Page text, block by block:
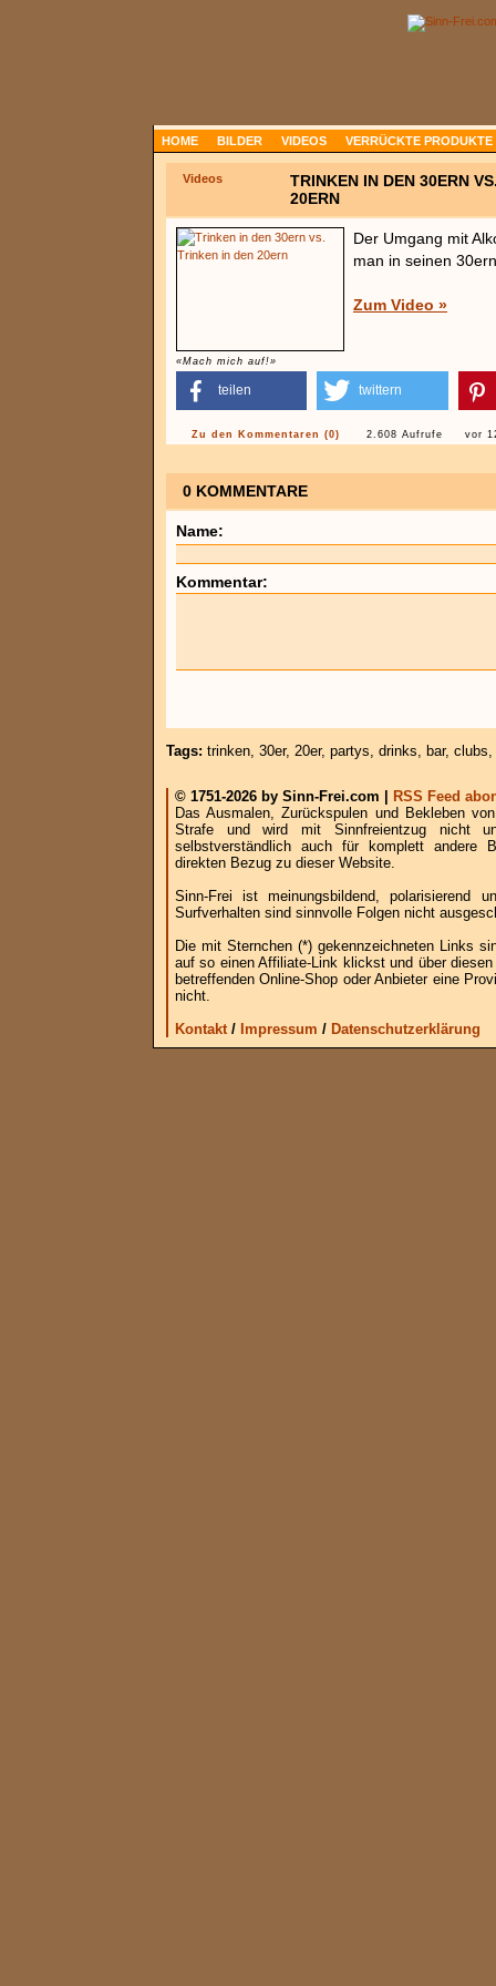
HOME BILDER VIDEOS VERRÜCKTE PRODUKTE
Videos
TRINKEN IN DEN 30ERN
20ERN
«Mach mich auf!»
Der Umgang mit
man in seinen
Zum Video »
teilen twittern
Zu den Kommentaren (0) 2.608 Aufrufe vor
0 KOMMENTARE
Name:
Kommentar:
Tags: trinken, 30er, 20er, partys, drinks, bar, clubs,
© 1751-2026 by Sinn-Frei.com |
RSS Feed
Das Ausmalen, Zurückspulen und Bekleben
Strafe und wird mit Sinnfreientzug nicht
selbstverständlich auch für komplett andere
direkten Bezug zu dieser Website.
Sinn-Frei ist meinungsbildend, polarisierend
Surfverhalten sind sinnvolle Folgen nicht
Die mit Sternchen (*) gekennzeichneten Links
auf so einen Affiliate-Link klickst und über
betreffenden Online-Shop oder Anbieter eine
nicht.
Kontakt/ Impressum / Datenschutzerklärung